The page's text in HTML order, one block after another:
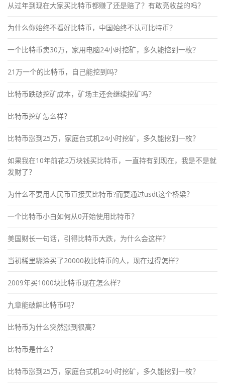
从过年到现在大家买比特币都赚了还是赔了？有敢亮收益的吗？
为什么你始终不看好比特币，中国始终不认可比特币？
一个比特币卖30万，家用电脑24小时挖矿，多久能挖到一枚？
21万一个的比特币，自己能挖到吗？
比特币跌破挖矿成本，矿场主还会继续挖矿吗？
比特币挖矿怎么样？
比特币涨到25万，家庭台式机24小时挖矿，多久能挖到一枚？
如果我在10年前花2万块钱买比特币，一直持有到现在，我是不是就
发财了？
为什么不要用人民币直接买比特币?而要通过usdt这个桥梁？
一个比特币小白如何从0开始使用比特币？
美国财长一句话，引得比特币大跌，为什么会这样？
当初稀里糊涂买了20000枚比特币的人，现在过得怎样？
2009年买1000块比特币现在怎么样？
九章能破解比特币吗？
比特币为什么突然涨到很高？
比特币是什么？
比特币涨到25万，家庭台式机24小时挖矿，多久能挖到一枚？